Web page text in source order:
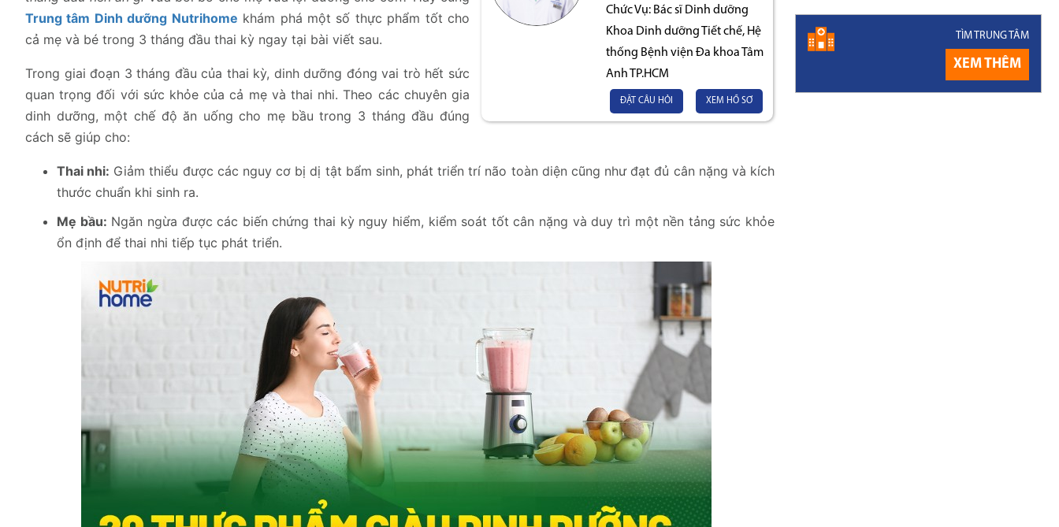
Chức Vụ: Bác sĩ Dinh dưỡng
Khoa Dinh dưỡng Tiết chế, Hệ
thống Bệnh viện Đa khoa Tâm
Anh TP.HCM
ĐẶT CÂU HỎI XEM HỒ SƠ
Trung tâm Dinh dưỡng Nutrihome khám phá một số thực phẩm tốt cho
cả mẹ và bé trong 3 tháng đầu thai kỳ ngay tại bài viết sau.
Trong giai đoạn 3 tháng đầu của thai kỳ, dinh dưỡng đóng vai trò hết sức
quan trọng đối với sức khỏe của cả mẹ và thai nhi. Theo các chuyên gia
dinh dưỡng, một chế độ ăn uống cho mẹ bầu trong 3 tháng đầu đúng
cách sẽ giúp cho:
Thai nhi: Giảm thiểu được các nguy cơ bị dị tật bẩm sinh, phát triển trí não toàn diện cũng như đạt đủ cân nặng và kích
thước chuẩn khi sinh ra.
Mẹ bầu: Ngăn ngừa được các biến chứng thai kỳ nguy hiểm, kiểm soát tốt cân nặng và duy trì một nền tảng sức khỏe
ổn định để thai nhi tiếp tục phát triển.
TÌM TRUNG TÂM
XEM THÊM